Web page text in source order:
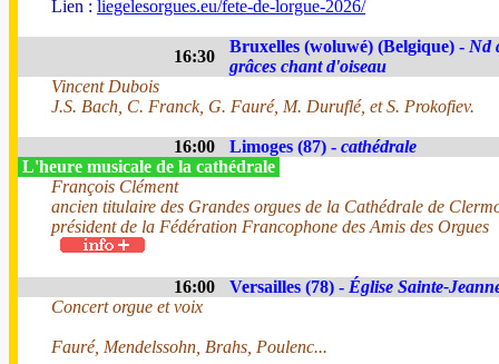
Lien : liegelesorgues.eu/fete-de-lorgue-2026/
16:30
Bruxelles (woluwé) (Belgique) - Nd
grâces chant d'oiseau
Vincent Dubois
J.S. Bach, C. Franck, G. Fauré, M. Duruflé, et S. Prokofiev.
16:00 Limoges (87) - cathédrale
L'heure musicale de la cathédrale
François Clément
ancien titulaire des Grandes orgues de la Cathédrale de
président de la Fédération Francophone des Amis des Orgues
16:00 Versailles (78) - Église Sainte-
Concert orgue et voix
Fauré, Mendelssohn, Brahs, Poulenc...